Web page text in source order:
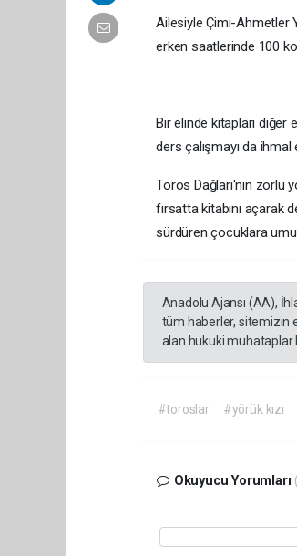
Ailesiyle Çimi-Ahmetler
erken saatlerinde 100
Bir elinde kitapları diğer
ders çalışmayı da ihmal
Toros Dağları'nın zorlu
fırsatta kitabını açarak
sürdüren çocuklara
Anadolu Ajansı (AA),
tüm haberler, sitemizin
alan hukuki muhataplar
#toroslar #yörük kızı
Okuyucu Yorumları